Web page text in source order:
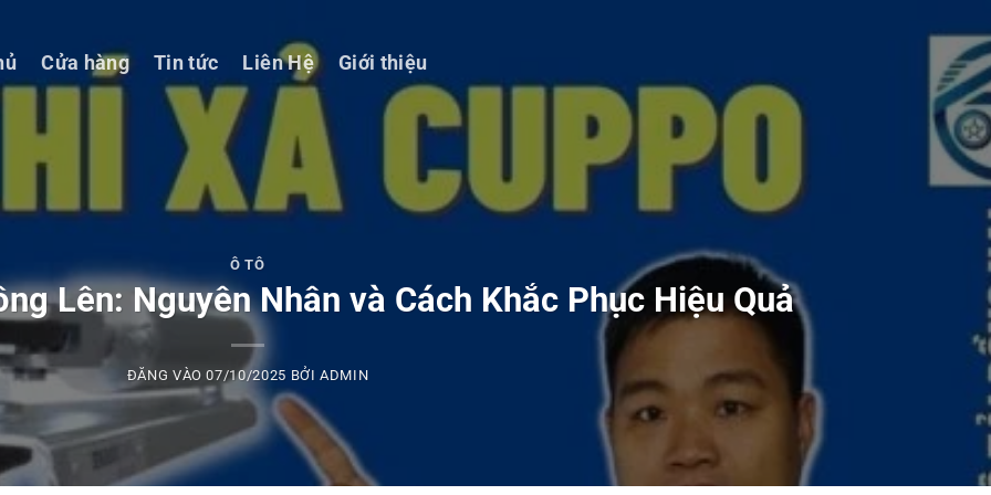
Cửa hàng Tin tức Liên Hệ Giới thiệu
Ô TÔ
Lên: Nguyên Nhân và Cách Khắc Phục Hiệu Quả
ĐĂNG VÀO07/10/2025 BỞIADMIN